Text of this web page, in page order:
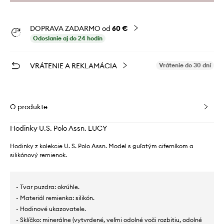
DOPRAVA ZADARMO od 60 €
Odoslanie aj do 24 hodín
VRÁTENIE A REKLAMÁCIA Vrátenie do 30 dní
O produkte
Hodinky U.S. Polo Assn. LUCY
Hodinky z kolekcie U. S. Polo Assn. Model s guľatým ciferníkom a
silikónový remienok.
- Tvar puzdra: okrúhle.
- Materiál remienka: silikón.
- Hodinové ukazovatele.
- Sklíčko: minerálne (vytvrdené, veľmi odolné voči rozbitiu, odolné